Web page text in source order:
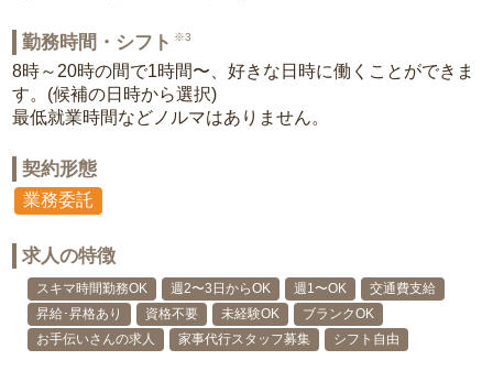
勤務時間・シフト ※3
8時～20時の間で1時間〜、好きな日時に働くことができま
す。(候補の日時から選択)
最低就業時間などノルマはありません。
契約形態
業務委託
求人の特徴
スキマ時間勤務OK 週2〜3日からOK 週1〜OK
交通費支給
昇給･昇格あり
資格不要 未経験OK
ブランクOK
お手伝いさんの求人
家事代行スタッフ募集 シフト自由